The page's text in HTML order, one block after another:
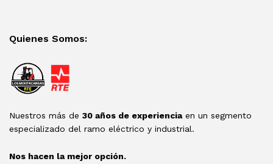
Quienes Somos:
Nuestros más de 30 años de experienciaen un segmento
especializado del ramo eléctrico y industrial.
Nos hacen la mejor opción.